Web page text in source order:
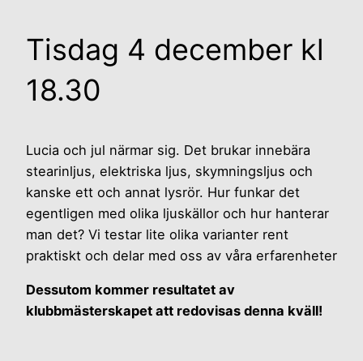
Tisdag 4 december kl
18.30
Lucia och jul närmar sig. Det brukar innebära
stearinljus, elektriska ljus, skym­ningsljus och
kanske ett och annat lysrör. Hur funkar det
egentligen med olika ljuskällor och hur hanterar
man det? Vi testar lite olika varianter rent
praktiskt och delar med oss av våra erfarenheter
Dessutom kommer resultatet av
klubbmästerskapet att redovisas denna kväll!